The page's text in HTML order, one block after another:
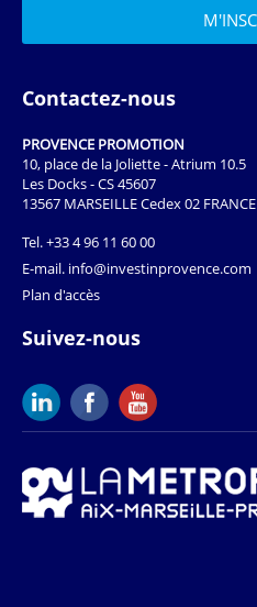
Contactez-nous
PROVENCE PROMOTION
10, place de la Joliette - Atrium 10.5
Les Docks - CS 45607
13567 MARSEILLE Cedex 02 FRANCE
Tel.+33 4 96 11 60 00
E-mail. info@investinprovence.com
Plan d'accès
Suivez-nous